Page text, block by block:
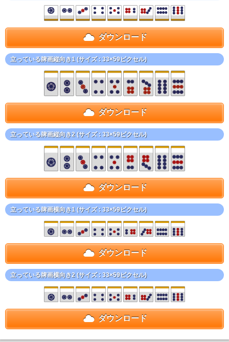
ダウンロード
立っている牌画縦向き1 (サイズ : 33×59ピクセル)
ダウンロード
立っている牌画縦向き2 (サイズ : 33×59ピクセル)
ダウンロード
立っている牌画横向き1 (サイズ : 33×59ピクセル)
ダウンロード
立っている牌画横向き2 (サイズ : 33×59ピクセル)
ダウンロード